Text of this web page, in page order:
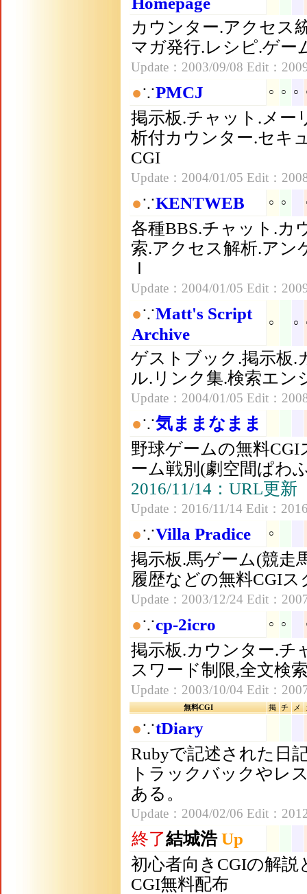
カウンター.アクセス
マガ発行.レシピ.ゲー
Update：2003/09/08 Edit：
●∵PMCJ ○ ○ ○
掲示板.チャット.メー
析付カウンター.セキ
CGI
Update：2004/01/05 Edit：
●∵KENTWEB ○ ○
各種BBS.チャット.カ
索.アクセス解析.アン
Ｉ
Update：2004/01/05 Edit：
●∵Matt's Script
Archive
○ ○
ゲストブック.掲示板.
ル.リンク集.検索エン
Update：2004/01/05 Edit：
●∵気ままなまま
野球ゲームの無料
ーム戦別(劇空間ぱわ
2016/11/14：URL更新
Update：2016/11/14 Edit：
●∵Villa Pradice ○
掲示板.馬ゲーム(競走
履歴などの無料CGIス
Update：2003/12/24 Edit：
●∵cp-2icro ○ ○
掲示板.カウンター.チ
スワード制限,全文検
Update：2003/10/04 Edit：
無料CGI 掲 チ メ
●∵tDiary
Rubyで記述された日
トラックバックやレ
ある。
Update：2004/02/06 Edit：
終了結城浩 Up
初心者向きCGIの解
CGI無料配布